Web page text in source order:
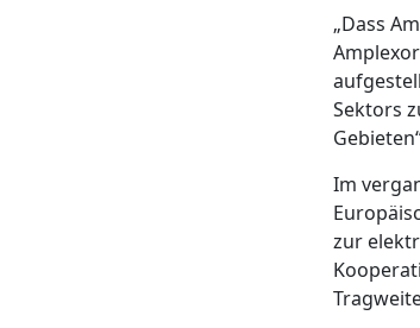
„Dass
Sektors
Im
zur